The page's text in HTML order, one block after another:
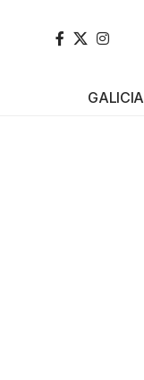
GALICIA